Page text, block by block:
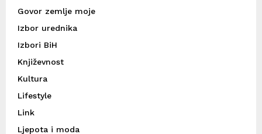
Govor zemlje moje
Izbor urednika
Izbori BiH
Književnost
Kultura
Lifestyle
Link
Ljepota i moda